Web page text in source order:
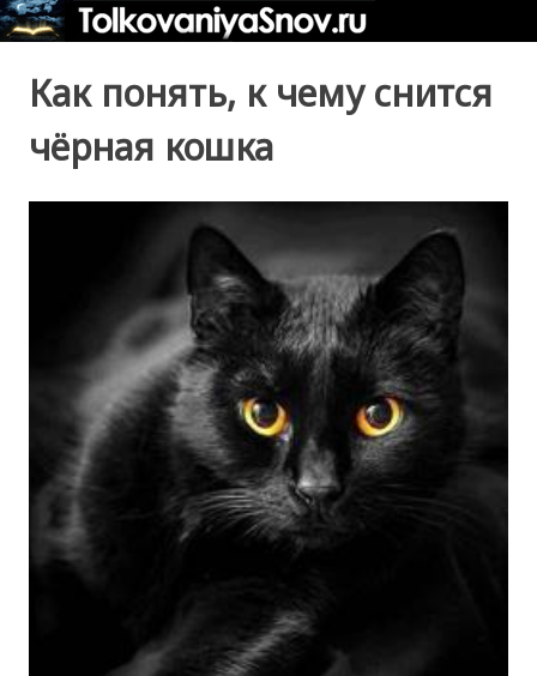
Как понять, к чему снится
чёрная кошка